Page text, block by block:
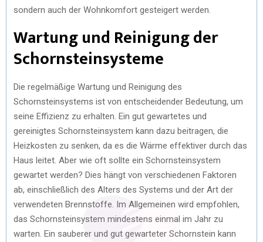
sondern auch der Wohnkomfort gesteigert werden.
Wartung und Reinigung der
Schornsteinsysteme
Die regelmäßige Wartung und Reinigung des
Schornsteinsystems ist von entscheidender Bedeutung, um
seine Effizienz zu erhalten. Ein gut gewartetes und
gereinigtes Schornsteinsystem kann dazu beitragen, die
Heizkosten zu senken, da es die Wärme effektiver durch das
Haus leitet. Aber wie oft sollte ein Schornsteinsystem
gewartet werden? Dies hängt von verschiedenen Faktoren
ab, einschließlich des Alters des Systems und der Art der
verwendeten Brennstoffe. Im Allgemeinen wird empfohlen,
das Schornsteinsystem mindestens einmal im Jahr zu
warten. Ein sauberer und gut gewarteter Schornstein kann